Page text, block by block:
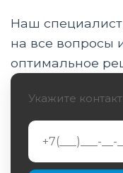
получения
Электронный
ветеранов
Бионические
Этапы
центре Prop29
Наш специалист
на все вопросы
оптимальное
Укажите